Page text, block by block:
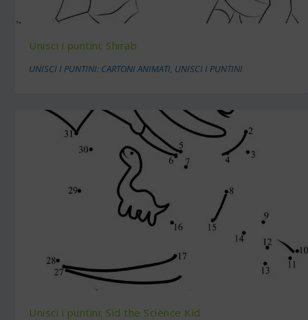
Unisci i puntini: Shirab
UNISCI I PUNTINI: CARTONI ANIMATI, UNISCI I PUNTINI
Unisci i puntini: Sid the Science Kid